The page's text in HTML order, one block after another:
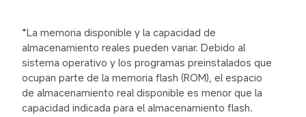
*La memoria disponible y la capacidad de
almacenamiento reales pueden variar. Debido al
sistema operativo y los programas preinstalados que
ocupan parte de la memoria flash (ROM), el espacio
de almacenamiento real disponible es menor que la
capacidad indicada para el almacenamiento flash.